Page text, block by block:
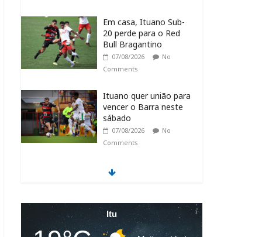
Em casa, Ituano Sub-
20 perde para o Red
Bull Bragantino
07/08/2026
No
Comments
Ituano quer união para
vencer o Barra neste
sábado
07/08/2026
No
Comments
Feira + Itu acontece
07/08/2026
No
Comments
Itu